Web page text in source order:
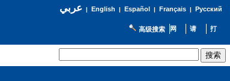
عربي| English | Español | Français| Русский
高级搜索